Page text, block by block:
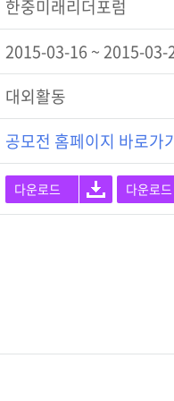
한중미래리더포럼
2015-03-16 ~ 2015-03-
대외활동
공모전 홈페이지 바로가
다운로드 다운로드